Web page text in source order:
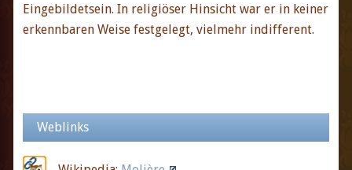
Eingebildetsein. In religiöser Hinsicht war er in keiner
erkennbaren Weise festgelegt, vielmehr indifferent.
Weblinks